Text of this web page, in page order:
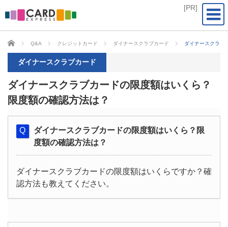
CARD EXPRESS
Q&A クレジットカード ダイナースクラブカード ダイナースクラブ
ダイナースクラブカード
ダイナースクラブカードの限度額はいくら？
限度額の確認方法は？
ダイナースクラブカードの限度額はいくら？限
度額の確認方法は？
ダイナースクラブカードの限度額はいくらですか？確
認方法も教えてください。